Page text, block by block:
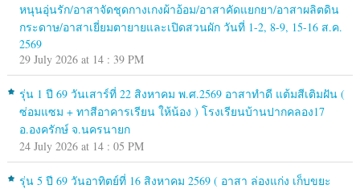
หนุนอุ่นรัก/อาสาจัดชุดกางเกงผ้าอ้อม/อาสาคัดแยกยา/อาสาผลิตดิน
กระดาษ/อาสาเยี่ยมตายายและเปิดสวนผัก วันที่ 1-2, 8-9, 15-16 ส.ค.
2569
29 July 2026 at 14 : 39 PM
รุ่น 1 ปี 69 วันเสาร์ที่ 22 สิงหาคม พ.ศ.2569 อาสาทำดี แต้มสีเติมฝัน (
ซ่อมแซม + ทาสีอาคารเรียน ให้น้อง ) โรงเรียนบ้านปากคลอง17
อ.องครักษ์ จ.นครนายก
24 July 2026 at 14 : 05 PM
รุ่น 5 ปี 69 วันอาทิตย์ที่ 16 สิงหาคม 2569 ( อาสา ล่องแก่ง เก็บขยะ